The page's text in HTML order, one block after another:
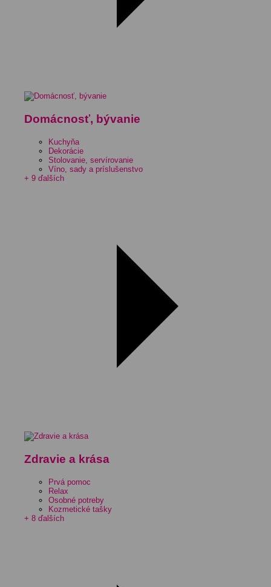
Domácnosť, bývanie
Kuchyňa
Dekorácie
Stolovanie, servírovanie
Víno, sady a príslušenstvo
+ 9 ďalších
Zdravie a krása
Prvá pomoc
Relax
Osobné potreby
Kozmetické tašky
+ 8 ďalších